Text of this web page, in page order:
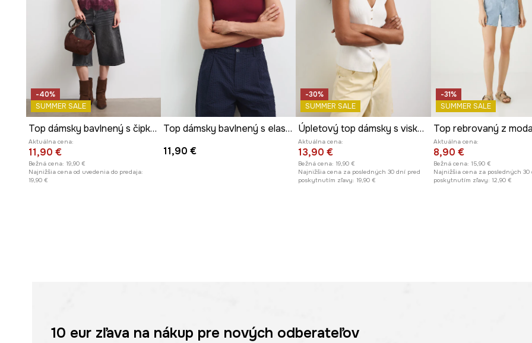
textúru.
-40%
SUMMER SALE
Top dámsky bavlnený s čipkovanými detailmi
Aktuálna cena:
11,90 €
Bežná cena: 19,90 €
Najnižšia cena od uvedenia do predaja:
19,90 €
Top dámsky bavlnený s elastanom hladký
11,90 €
-30%
SUMMER SALE
Úpletový top dámsky s viskózou
Aktuálna cena:
13,90 €
Bežná cena: 19,90 €
Najnižšia cena za posledných 30 dní pred
poskytnutím zľavy: 19,90 €
-31%
SUMMER SALE
Top rebrovaný z
Aktuálna cena:
8,90 €
Bežná cena: 15,90 €
Najnižšia cena za posledných 30
poskytnutím zľavy: 12,90 €
10 eurzľava na nákup pre nových odberateľov